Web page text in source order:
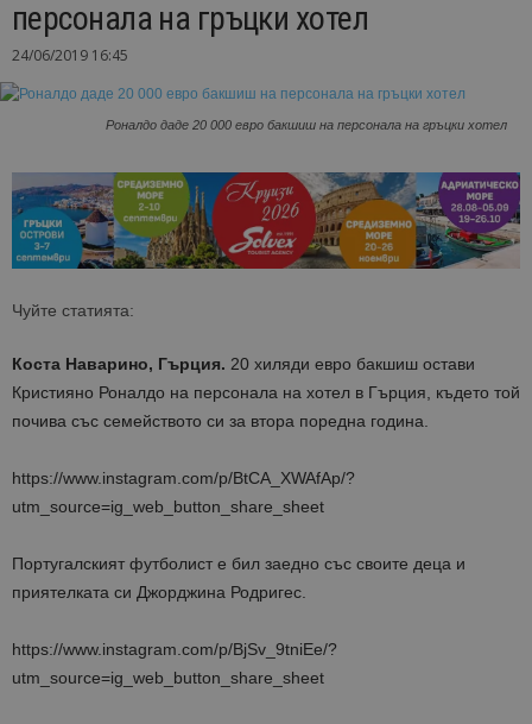
персонала на гръцки хотел
24/06/2019 16:45
Роналдо даде 20 000 евро бакшиш на персонала на гръцки хотел
Чуйте статията:
Коста Наварино, Гърция. 20 хиляди евро бакшиш остави
Кристияно Роналдо на персонала на хотел в Гърция, където той
почива със семейството си за втора поредна година.
https://www.instagram.com/p/BtCA_XWAfAp/?
utm_source=ig_web_button_share_sheet
Португалският футболист е бил заедно със своите деца и
приятелката си Джорджина Родригес.
https://www.instagram.com/p/BjSv_9tniEe/?
utm_source=ig_web_button_share_sheet